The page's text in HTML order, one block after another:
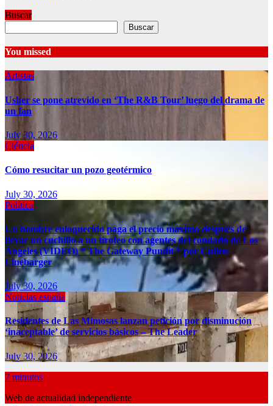
Buscar
Buscar
You missed
Artistas
Usher se pone atrevido en ‘The R&B Tour’ luego del drama de
un fan
July 30, 2026
Ciéncia
Cómo resucitar un pozo geotérmico
July 30, 2026
Política
Un hombre enloquecido paga el precio máximo después de
llevar un cuchillo a un tiroteo con agentes del condado de Los
Ángeles (VIDEO) * The Gateway Pundit * por Cullen
Linebarger
July 30, 2026
Noticias españa
Residentes de Las Mimosas lanzan petición por disminución
‘inaceptable’ de servicios básicos – The Leader
July 30, 2026
7 minutos
Web de actualidad independiente